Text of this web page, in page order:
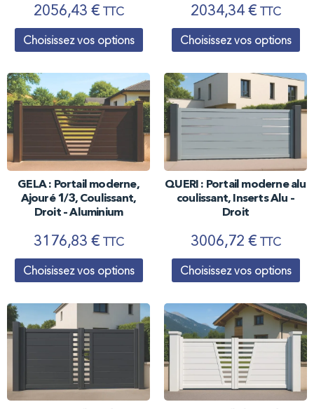
2056,43 € TTC
Choisissez vos options
2034,34 € TTC
Choisissez vos options
GELA : Portail moderne,
Ajouré 1/3, Coulissant,
Droit – Aluminium
3176,83 € TTC
Choisissez vos options
QUERI : Portail moderne alu
coulissant, Inserts Alu –
Droit
3006,72 € TTC
Choisissez vos options